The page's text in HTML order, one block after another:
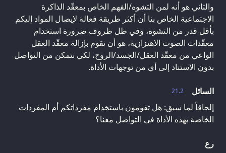
والثاني هو أنه لمن التشوه/الفهم الخاص بمعقّد الذاكرة
الاجتماعية الخاص بنا أن أكثر طريقة فعالة لإيصال المواد إليكم
بأقل قدر من التشوه، وفي ظل ظروف ضرورة استخدام
معقّدات الصوت الاهتزازية، هو أن نقوم بإزالة معقّد العقل
الواعي من معقّد العقل/الجسد/الروح، لكي نتمكن من التواصل
بدون الاستناد إلى أي من توجهات الأداة.
21.2
السائل
إلحاقاً لما سبق: هل تقومون باستخدام مفرداتكم أم المفردات
الخاصة بهذه الأداة في التواصل معنا؟
رع